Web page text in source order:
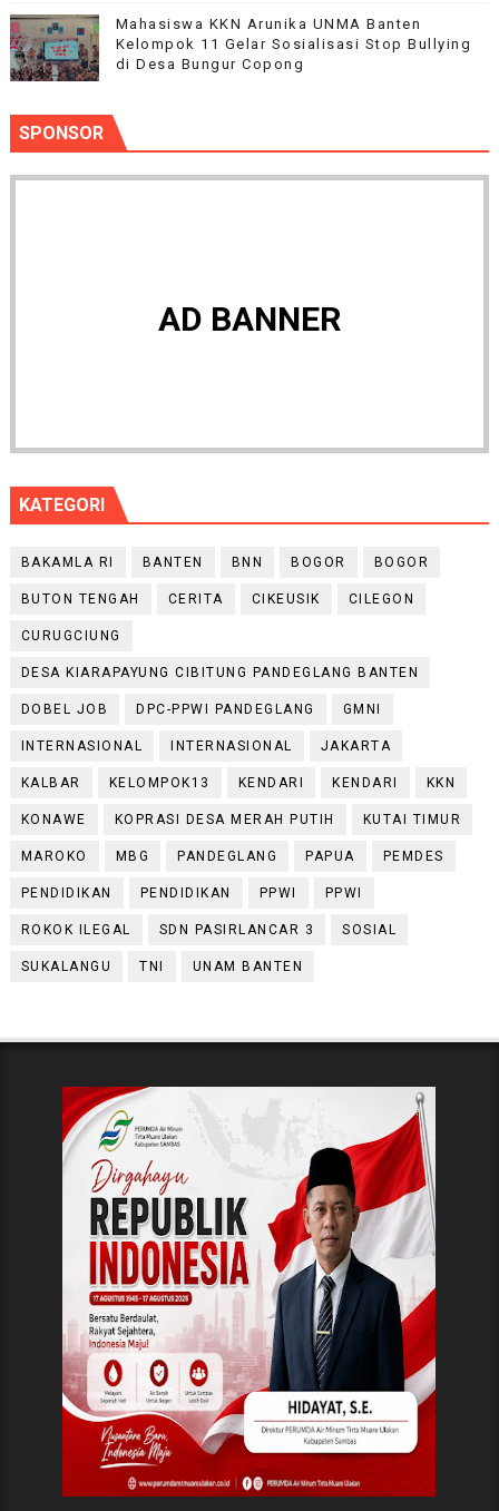
Mahasiswa KKN Arunika UNMA Banten
Kelompok 11 Gelar Sosialisasi Stop Bullying
di Desa Bungur Copong
SPONSOR
AD BANNER
KATEGORI
BAKAMLA RI BANTEN BNN BOGOR BOGOR
BUTON TENGAH CERITA CIKEUSIK CILEGON
CURUGCIUNG
DESA KIARAPAYUNG CIBITUNG PANDEGLANG BANTEN
DOBEL JOB DPC-PPWI PANDEGLANG GMNI
INTERNASIONAL INTERNASIONAL JAKARTA
KALBAR KELOMPOK13 KENDARI KENDARI KKN
KONAWE KOPRASI DESA MERAH PUTIH KUTAI TIMUR
MAROKO MBG PANDEGLANG PAPUA PEMDES
PENDIDIKAN PENDIDIKAN PPWI PPWI
ROKOK ILEGAL SDN PASIRLANCAR 3 SOSIAL
SUKALANGU TNI UNAM BANTEN